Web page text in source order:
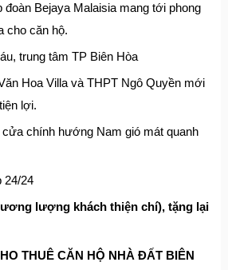
Bejaya Malaisia mang tới phong
cho căn hộ.
trung tâm TP Biên Hòa
Hoa Villa và THPT Ngô Quyền mới
lợi.
chính hướng Nam gió mát quanh
24/24
lượng khách thiện chí), tặng lại
THUÊ CĂN HỘ NHÀ ĐẤT BIÊN